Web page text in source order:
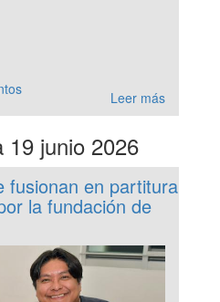
Leer más
19 junio 2026
fusionan en partitura
la fundación de